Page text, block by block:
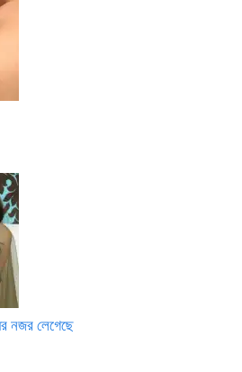
নজর লেগেছে